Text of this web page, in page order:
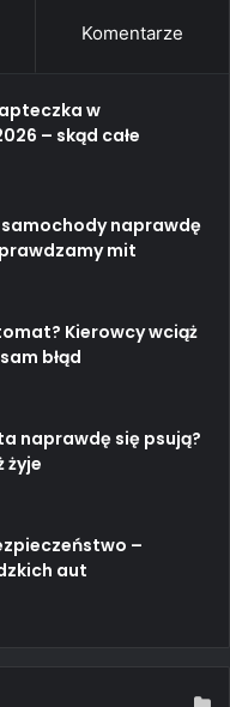
Komentarze
w
– skąd całe
naprawdę
mit
Kierowcy wciąż
błąd
naprawdę się psują?
żyje
–
aut